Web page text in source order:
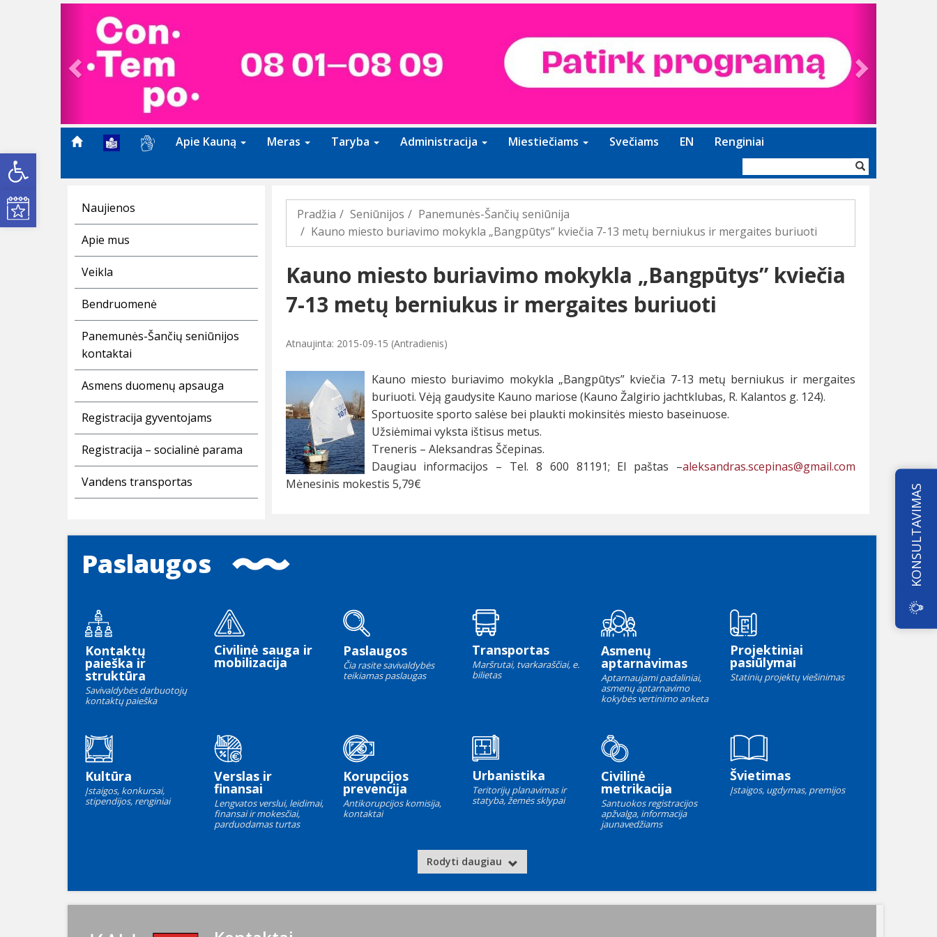
Open toolbar
Kultūros renginiai
Previous
Apie Kauną Meras Taryba Administracija Miestiečiams Svečiams EN Renginiai
forma
Naujienos
Apie mus
Veikla
Bendruomenė
Panemunės-Šančių seniūnijos
kontaktai
Asmens duomenų apsauga
Registracija gyventojams
Registracija – socialinė parama
Vandens transportas
Pradžia Seniūnijos
Panemunės-Šančių seniūnija
Kauno miesto buriavimo mokykla „Bangpūtys” kviečia 7-13 metų berniukus ir mergaites buriuoti
Kauno miesto buriavimo mokykla „Bangpūtys” kviečia
7-13 metų berniukus ir mergaites buriuoti
Atnaujinta: 2015-09-15 (Antradienis)
Kauno miesto buriavimo mokykla „Bangpūtys” kviečia 7-13 metų berniukus ir mergaites
buriuoti. Vėją gaudysite Kauno mariose (Kauno Žalgirio jachtklubas, R. Kalantos g. 124).
Sportuosite sporto salėse bei plaukti mokinsitės miesto baseinuose.
Užsiėmimai vyksta ištisus metus.
Treneris – Aleksandras Ščepinas.
Daugiau informacijos – Tel. 8 600 81191; El paštas –aleksandras.scepinas@gmail.com
Mėnesinis mokestis 5,79€
Paslaugos
Kontaktų
paieška ir
struktūra
Savivaldybės darbuotojų
kontaktų paieška
Civilinė sauga ir
mobilizacija
Paslaugos
Čia rasite savivaldybės
teikiamas paslaugas
Transportas
Maršrutai, tvarkaraščiai, e.
bilietas
Asmenų
aptarnavimas
Aptarnaujami padaliniai,
asmenų aptarnavimo
kokybės vertinimo anketa
Projektiniai
pasiūlymai
Statinių projektų viešinimas
Kultūra
Įstaigos, konkursai,
stipendijos, renginiai
Verslas ir
finansai
Lengvatos verslui, leidimai,
finansai ir mokesčiai,
parduodamas turtas
Korupcijos
prevencija
Antikorupcijos komisija,
kontaktai
Urbanistika
Teritorijų planavimas ir
statyba, žemės sklypai
Civilinė
metrikacija
Santuokos registracijos
apžvalga, informacija
jaunavedžiams
Švietimas
Įstaigos, ugdymas, premijos
Rodyti daugiau
KONSULTAVIMAS